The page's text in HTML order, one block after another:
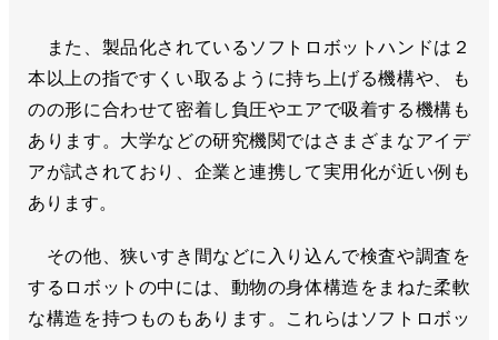
また、製品化されているソフトロボットハンドは２
本以上の指ですくい取るように持ち上げる機構や、も
のの形に合わせて密着し負圧やエアで吸着する機構も
あります。大学などの研究機関ではさまざまなアイデ
アが試されており、企業と連携して実用化が近い例も
あります。
その他、狭いすき間などに入り込んで検査や調査を
するロボットの中には、動物の身体構造をまねた柔軟
な構造を持つものもあります。これらはソフトロボッ